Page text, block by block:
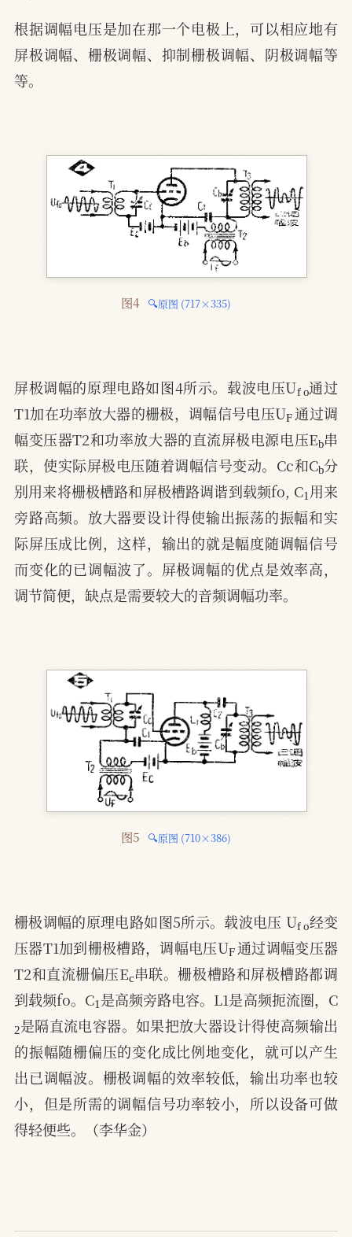
根据调幅电压是加在那一个电极上，可以相应地有
屏极调幅、栅极调幅、抑制栅极调幅、阴极调幅等
等。
图4 🔍原图 (717×335)
屏极调幅的原理电路如图4所示。载波电压U
通过
T1加在功率放大器的栅极，调幅信号电压UF通过调
幅变压器T2和功率放大器的直流屏极电源电压Eb串
联，使实际屏极电压随着调幅信号变动。Cc和Cb分
别用来将栅极槽路和屏极槽路调谐到载频fo, C1用来
旁路高频。放大器要设计得使输出振荡的振幅和实
际屏压成比例，这样，输出的就是幅度随调幅信号
而变化的已调幅波了。屏极调幅的优点是效率高，
调节简便，缺点是需要较大的音频调幅功率。
图5 🔍原图 (710×386)
栅极调幅的原理电路如图5所示。载波电压 U o
经变
压器T1加到栅极槽路，调幅电压UF通过调幅变压器
T2和直流栅偏压Ec串联。栅极槽路和屏极槽路都调
到载频fo。C1是高频旁路电容。L1是高频扼流圈，C
2是隔直流电容器。如果把放大器设计得使高频输出
的振幅随栅偏压的变化成比例地变化，就可以产生
出已调幅波。栅极调幅的效率较低，输出功率也较
小，但是所需的调幅信号功率较小，所以设备可做
得轻便些。（李华金）